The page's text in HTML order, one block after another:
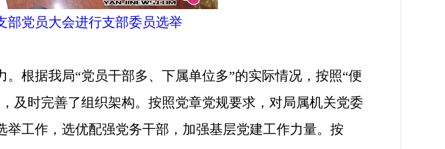
部党员大会进行支部委员选举
据我局“党员干部多、下属单位多”的实际情况，按照“便
及时完善了组织架构。按照党章党规要求，对局属机关党委
工作，选优配强党务干部，加强基层党建工作力量。按